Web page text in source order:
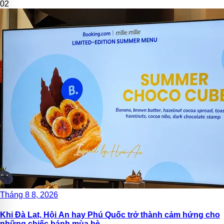
02
Tháng 8 8, 2026
Khi Đà Lạt, Hội An hay Phú Quốc trở thành cảm hứng cho